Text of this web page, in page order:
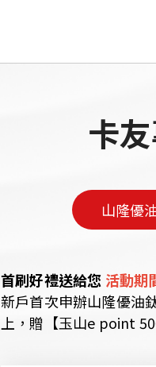
卡
山隆優
首刷好禮送給您 活動
新戶首次申辦山隆優油
上，贈【玉山e point